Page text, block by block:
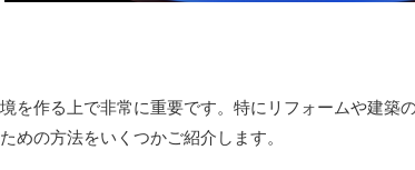
を作る上で非常に重要です。特にリフォームや建築
めの方法をいくつかご紹介します。